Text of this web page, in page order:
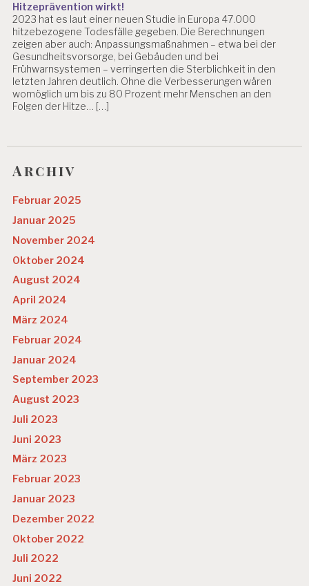
T
F
A
D
E
N
M
A
A
M
N
P
Ä
V
N
T
O
N
P
Y
C
IS
C
E
G
S
U
D
H
Hitzeprävention wirkt!
2023 hat es laut einer neuen Studie in Europa 47.000
hitzebezogene Todesfälle gegeben. Die Berechnungen
zeigen aber auch: Anpassungsmaßnahmen – etwa bei der
Gesundheitsvorsorge, bei Gebäuden und bei
Frühwarnsystemen – verringerten die Sterblichkeit in den
letzten Jahren deutlich. Ohne die Verbesserungen wären
womöglich um bis zu 80 Prozent mehr Menschen an den
Folgen der Hitze… […]
Archiv
Februar 2025
Januar 2025
November 2024
Oktober 2024
August 2024
April 2024
März 2024
Februar 2024
Januar 2024
September 2023
August 2023
Juli 2023
Juni 2023
März 2023
Februar 2023
Januar 2023
Dezember 2022
Oktober 2022
Juli 2022
Juni 2022